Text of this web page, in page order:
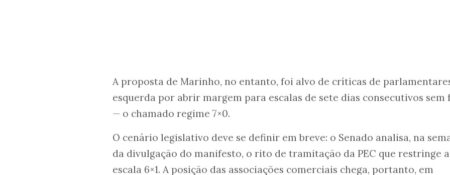
A proposta de Marinho, no entanto, foi alvo de críticas de
esquerda por abrir margem para escalas de sete dias consecutivos sem
— o chamado regime 7×0.
O cenário legislativo deve se definir em breve: o Senado analisa, na
da divulgação do manifesto, o rito de tramitação da PEC que restringe a
escala 6×1. A posição das associações comerciais chega, portanto, em